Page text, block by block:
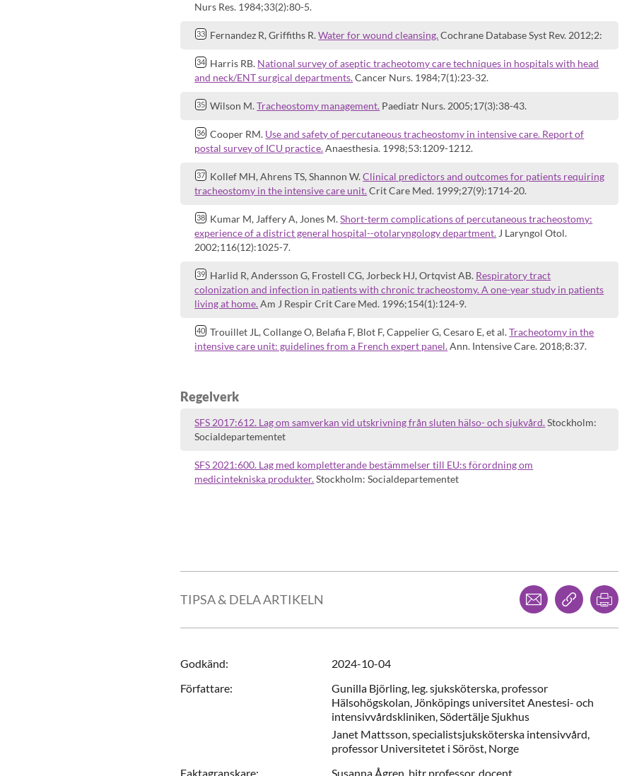
Nurs Res. 1984;33(2):80-5.
Fernandez R, Griffiths R.Water for wound cleansing.Cochrane Database Syst Rev. 2012;2:
Harris RB. National survey of aseptic tracheotomy care techniques in hospitals with head
and neck/ENT surgical departments.Cancer Nurs. 1984;7(1):23-32.
Wilson M.Tracheostomy management. Paediatr Nurs. 2005;17(3):38-43.
Cooper RM. Use and safety of percutaneous tracheostomy in intensive care. Report of
postal survey of ICU practice.Anaesthesia. 1998;53:1209-1212.
Kollef MH, Ahrens TS, Shannon W.Clinical predictors and outcomes for patients requiring
tracheostomy in the intensive care unit.Crit Care Med. 1999;27(9):1714-20.
Kumar M, Jaffery A, Jones M.Short-term complications of percutaneous tracheostomy:
experience of a district general hospital--otolaryngology department. J Laryngol Otol.
2002;116(12):1025-7.
Harlid R, Andersson G, Frostell CG, Jorbeck HJ, Ortqvist AB. Respiratory tract
colonization and infection in patients with chronic tracheostomy. A one-year study in patients
living at home.Am J Respir Crit Care Med. 1996;154(1):124-9.
Trouillet JL, Collange O, Belafia F, Blot F, Cappelier G, Cesaro E, et al.Tracheotomy in the
intensive care unit: guidelines from a French expert panel.Ann. Intensive Care. 2018;8:37.
Regelverk
SFS 2017:612. Lag om samverkan vid utskrivning från sluten hälso- och sjukvård.Stockholm:
Socialdepartementet
SFS 2021:600. Lag med kompletterande bestämmelser till EU:s förordning om
medicintekniska produkter.Stockholm: Socialdepartementet
TIPSA & DELA ARTIKELN
Dela via mejlKopiera länk
Godkänd:
2024-10-04
Författare: Gunilla Björling, leg. sjuksköterska, professor
Hälsohögskolan, Jönköpings universitet Anestesi- och
intensivvårdskliniken, Södertälje Sjukhus
Janet Mattsson,specialistsjuksköterska intensivvård,
professor Universitetet i Söröst, Norge
Faktagranskare: Susanna Ågren, bitr professor, docent,